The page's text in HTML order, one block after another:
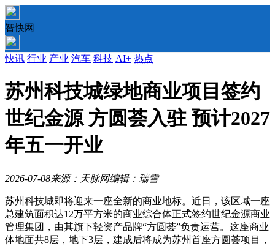
智快网
快讯 行业 产业 汽车 科技 AI+ 热点
苏州科技城绿地商业项目签约
世纪金源 方圆荟入驻 预计2027
年五一开业
2026-07-08来源：天脉网编辑：瑞雪
苏州科技城即将迎来一座全新的商业地标。近日，该区域一座
总建筑面积达12万平方米的商业综合体正式签约世纪金源商业
管理集团，由其旗下轻资产品牌“方圆荟”负责运营。这座商业
体地面共8层，地下3层，建成后将成为苏州首座方圆荟项目，